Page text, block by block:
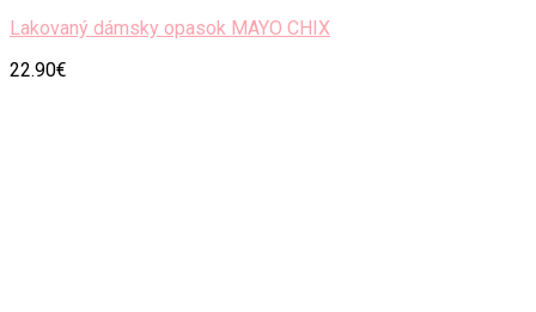
Lakovaný dámsky opasok MAYO CHIX
22.90€